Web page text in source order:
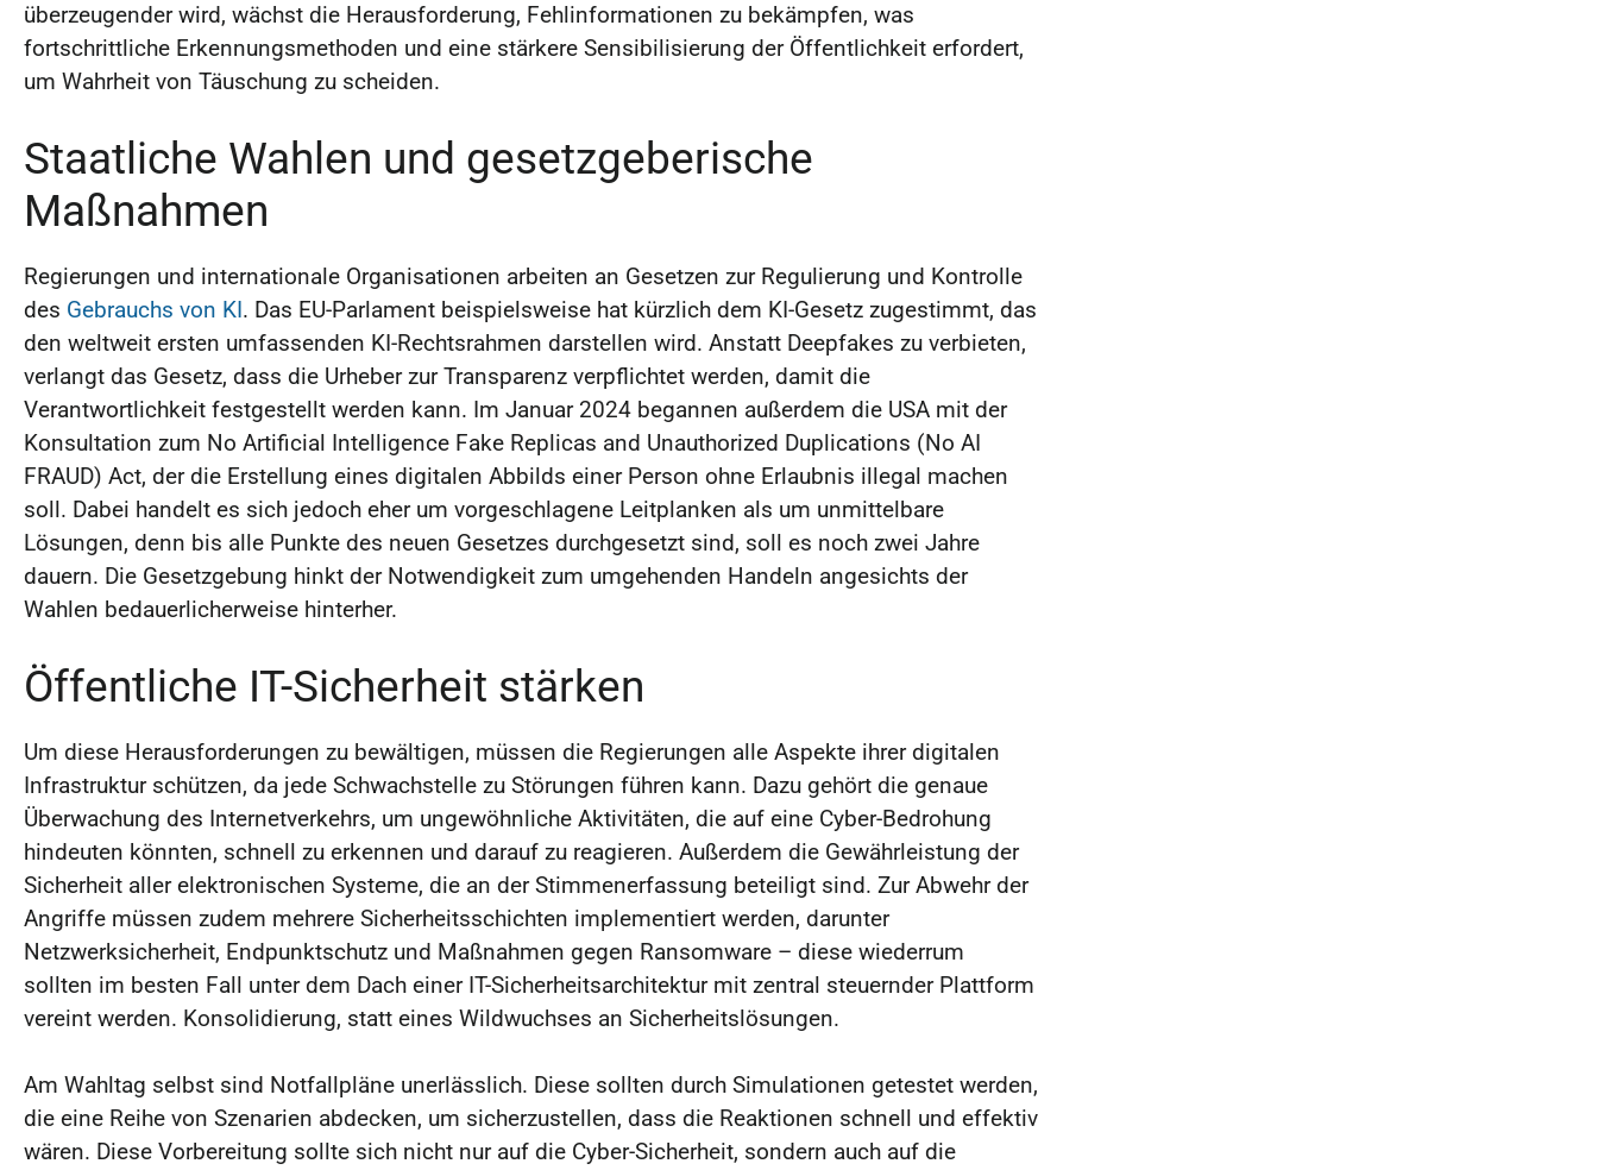
überzeugender wird, wächst die Herausforderung, Fehlinformationen zu bekämpfen, was
fortschrittliche Erkennungsmethoden und eine stärkere Sensibilisierung der Öffentlichkeit erfordert,
um Wahrheit von Täuschung zu scheiden.
Staatliche Wahlen und gesetzgeberische
Maßnahmen
Regierungen und internationale Organisationen arbeiten an Gesetzen zur Regulierung und Kontrolle
des Gebrauchs von KI . Das EU-Parlament beispielsweise hat kürzlich dem KI-Gesetz zugestimmt, das
den weltweit ersten umfassenden KI-Rechtsrahmen darstellen wird. Anstatt Deepfakes zu verbieten,
verlangt das Gesetz, dass die Urheber zur Transparenz verpflichtet werden, damit die
Verantwortlichkeit festgestellt werden kann. Im Januar 2024 begannen außerdem die USA mit der
Konsultation zum No Artificial Intelligence Fake Replicas and Unauthorized Duplications (No AI
FRAUD) Act, der die Erstellung eines digitalen Abbilds einer Person ohne Erlaubnis illegal machen
soll. Dabei handelt es sich jedoch eher um vorgeschlagene Leitplanken als um unmittelbare
Lösungen, denn bis alle Punkte des neuen Gesetzes durchgesetzt sind, soll es noch zwei Jahre
dauern. Die Gesetzgebung hinkt der Notwendigkeit zum umgehenden Handeln angesichts der
Wahlen bedauerlicherweise hinterher.
Öffentliche IT-Sicherheit stärken
Um diese Herausforderungen zu bewältigen, müssen die Regierungen alle Aspekte ihrer digitalen
Infrastruktur schützen, da jede Schwachstelle zu Störungen führen kann. Dazu gehört die genaue
Überwachung des Internetverkehrs, um ungewöhnliche Aktivitäten, die auf eine Cyber-Bedrohung
hindeuten könnten, schnell zu erkennen und darauf zu reagieren. Außerdem die Gewährleistung der
Sicherheit aller elektronischen Systeme, die an der Stimmenerfassung beteiligt sind. Zur Abwehr der
Angriffe müssen zudem mehrere Sicherheitsschichten implementiert werden, darunter
Netzwerksicherheit, Endpunktschutz und Maßnahmen gegen Ransomware – diese wiederrum
sollten im besten Fall unter dem Dach einer IT-Sicherheitsarchitektur mit zentral steuernder Plattform
vereint werden. Konsolidierung, statt eines Wildwuchses an Sicherheitslösungen.
Am Wahltag selbst sind Notfallpläne unerlässlich. Diese sollten durch Simulationen getestet werden,
die eine Reihe von Szenarien abdecken, um sicherzustellen, dass die Reaktionen schnell und effektiv
wären. Diese Vorbereitung sollte sich nicht nur auf die Cyber-Sicherheit, sondern auch auf die